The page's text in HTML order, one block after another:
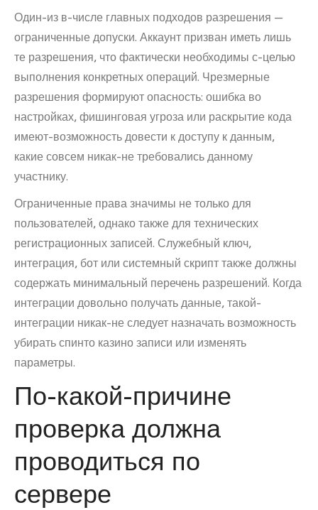
Один-из в-числе главных подходов разрешения —
ограниченные допуски. Аккаунт призван иметь лишь
те разрешения, что фактически необходимы с-целью
выполнения конкретных операций. Чрезмерные
разрешения формируют опасность: ошибка во
настройках, фишинговая угроза или раскрытие кода
имеют-возможность довести к доступу к данным,
какие совсем никак-не требовались данному
участнику.
Ограниченные права значимы не только для
пользователей, однако также для технических
регистрационных записей. Служебный ключ,
интеграция, бот или системный скрипт также должны
содержать минимальный перечень разрешений. Когда
интеграции довольно получать данные, такой-
интеграции никак-не следует назначать возможность
убирать спинто казино записи или изменять
параметры.
По-какой-причине
проверка должна
проводиться по
сервере